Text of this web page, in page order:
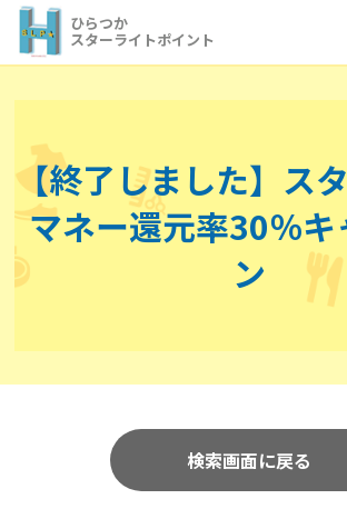
テ
ッ
プ
ひらつか
スターライトポイント
【終了しました】ス
マネー還元率30％キ
ン
検索画面に戻る